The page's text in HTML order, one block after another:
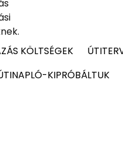
KÖLTSÉGEK
KIPRÓBÁLTUK